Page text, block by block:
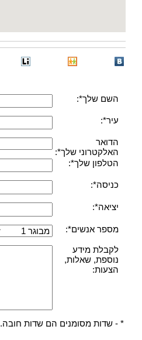
השם שלך*:
עיר*:
הדואר
האלקטרוני שלך*:
הטלפון שלך*:
כניסה*:
יציאה*:
מספר אנשים*:
לקבלת מידע
נוספת, שאלות,
הצעות:
* - שדות מסומנים הם שדות חובה.